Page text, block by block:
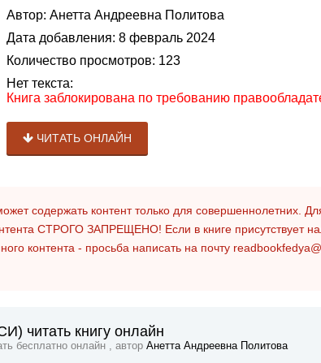
Автор: Анетта Андреевна Политова
Дата добавления: 8 февраль 2024
Количество просмотров: 123
Нет текста:
Книга заблокирована по требованию
ЧИТАТЬ ОНЛАЙН
содержать контент только для совершеннолетних.
СТРОГО ЗАПРЕЩЕНО! Если в книге присутствует
контента - просьба написать на почту
читать книгу онлайн
бесплатно онлайн , автор Анетта Андреевна Политова